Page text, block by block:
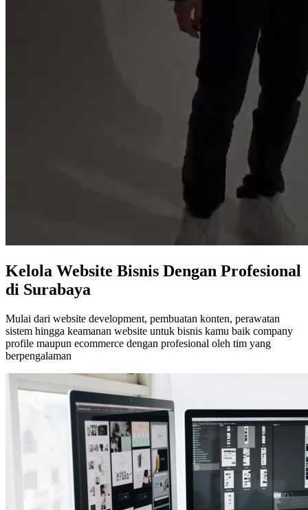
Kelola Website Bisnis Dengan Profesional
di Surabaya
Mulai dari website development, pembuatan konten, perawatan
sistem hingga keamanan website untuk bisnis kamu baik company
profile maupun ecommerce dengan profesional oleh tim yang
berpengalaman